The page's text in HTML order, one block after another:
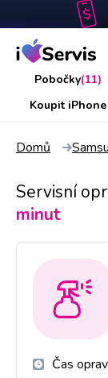
Pobočky(11)
Koupit iPhone
Domů
Servisní
minut
Čas